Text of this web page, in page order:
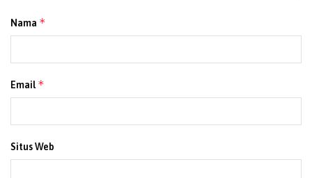
Nama *
Email*
Situs Web